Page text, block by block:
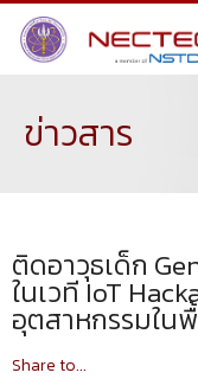
ข่าวสาร
ติดอาวุธเด็ก
ในเวที IoT
อุตสาหกรรมใน
Share to...